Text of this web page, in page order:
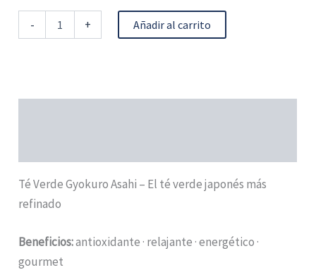
- + Añadir al carrito
Té Verde Gyokuro Asahi – El té verde japonés más
refinado
Beneficios:antioxidante · relajante · energético ·
gourmet